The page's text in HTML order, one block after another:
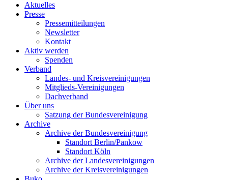
Aktuelles
Presse
Pressemitteilungen
Newsletter
Kontakt
Aktiv werden
Spenden
Verband
Landes- und Kreisvereinigungen
Mitglieds-Vereinigungen
Dachverband
Über uns
Satzung der Bundesvereinigung
Archive
Archive der Bundesvereinigung
Standort Berlin/Pankow
Standort Köln
Archive der Landesvereinigungen
Archive der Kreisvereinigungen